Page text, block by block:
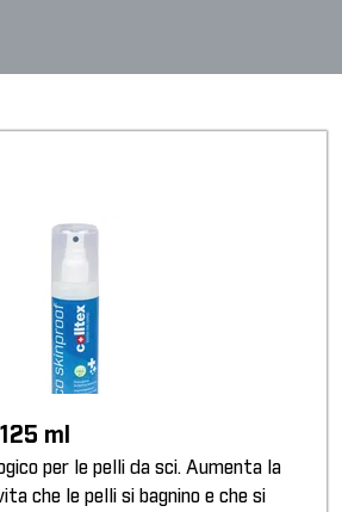
ml
per le pelli da sci. Aumenta la
che le pelli si bagnino e che si